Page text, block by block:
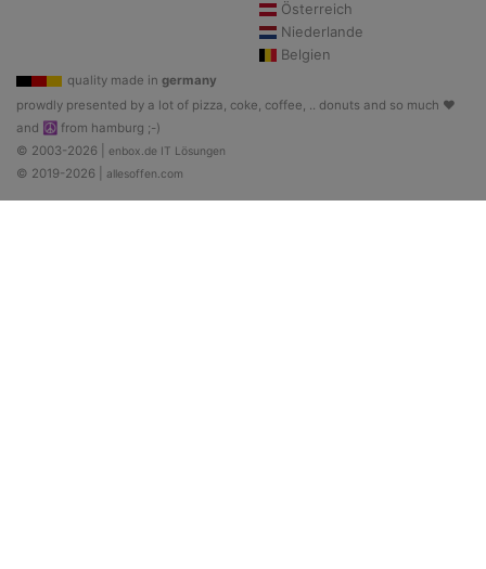
Österreich
Niederlande
Belgien
quality made in germany
prowdly presented by a lot of pizza, coke, coffee, .. donuts and so much ♥
and ☮ from hamburg ;-)
© 2003-2026 | enbox.de IT Lösungen
© 2019-2026 | allesoffen.com